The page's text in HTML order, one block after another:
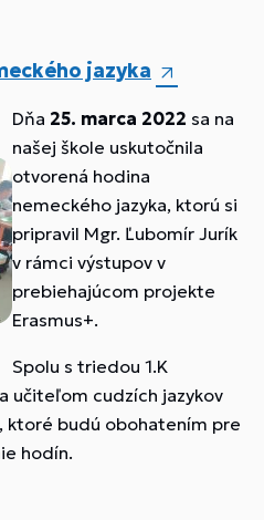
jazyka
Dňa 25. marca 2022 sa na
našej škole uskutočnila
otvorená hodina
nemeckého jazyka, ktorú si
pripravil Mgr. Ľubomír Jurík
v rámci výstupov v
prebiehajúcom projekte
Erasmus+.
Spolu s triedou 1.K
učiteľom cudzích jazykov
ktoré budú obohatením pre
hodín.